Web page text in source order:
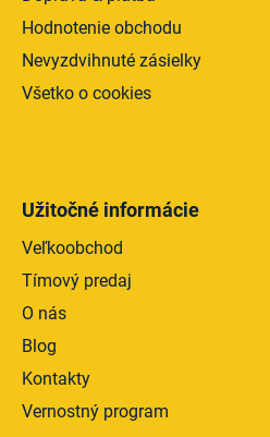
Hodnotenie obchodu
Nevyzdvihnuté zásielky
Všetko o cookies
Užitočné informácie
Veľkoobchod
Tímový predaj
O nás
Blog
Kontakty
Vernostný program